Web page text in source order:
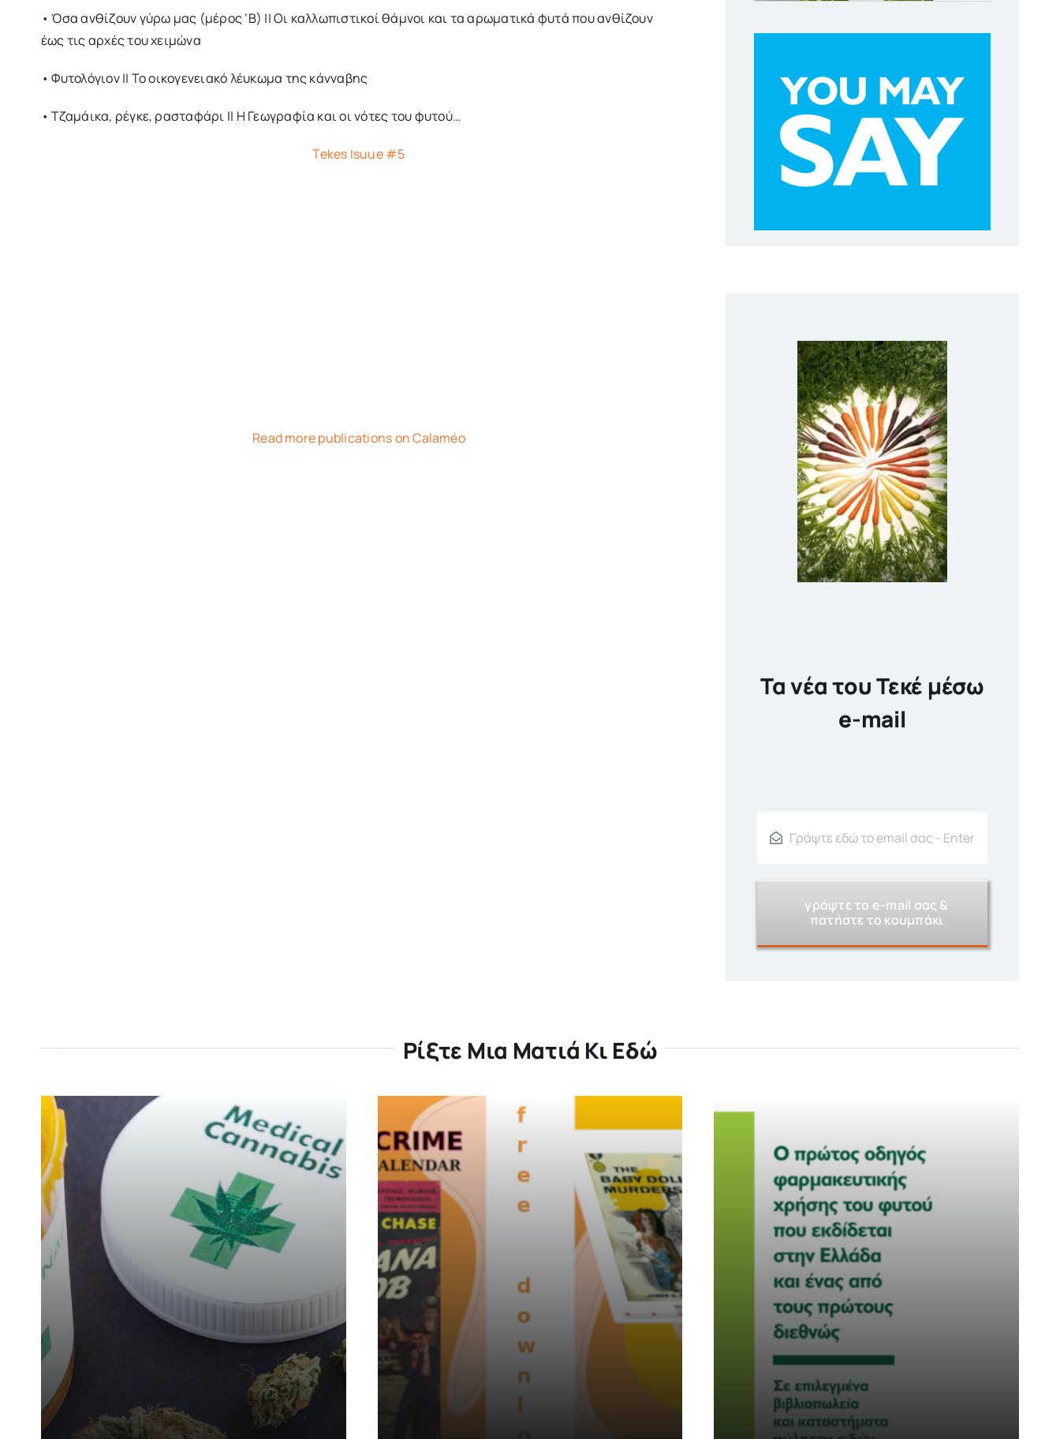
• Όσα ανθίζουν γύρω μας (μέρος ‘Β) || Οι καλλωπιστικοί θάμνοι και τα αρωματικά φυτά που ανθίζουν
έως τις αρχές του χειμώνα
• Φυτολόγιον || Το οικογενειακό λέυκωμα της κάνναβης
• Τζαμάικα, ρέγκε, ρασταφάρι || Η Γεωγραφία και οι νότες του φυτού…
Tekes Isuue #5
Read more publications on Calaméo
Τα νέα του Τεκέ μέσω
e-mail
γράψτε το e-mail σας &
πατήστε το κουμπάκι
Ρίξτε Μια Ματιά Κι Εδώ